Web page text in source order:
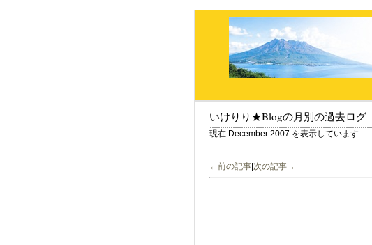
いけりり★Blogの月別の過去ログ
現在 December 2007 を表示しています
←前の記事 次の記事→